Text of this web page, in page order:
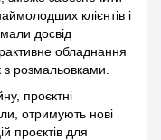
клієнтів і
досвід
обладнання
з розмальовками.
проєктні
отримують нові
проєктів для